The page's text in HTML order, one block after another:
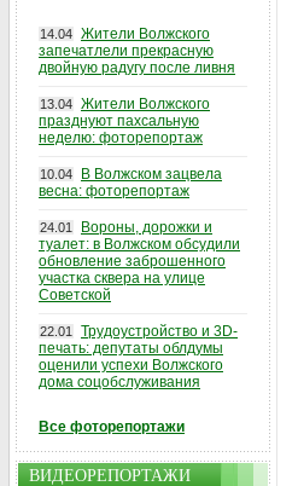
14.04 Жители Волжского
запечатлели прекрасную
двойную радугу после ливня
13.04 Жители Волжского
празднуют пахсальную
неделю: фоторепортаж
10.04
В Волжском зацвела
весна: фоторепортаж
24.01
Вороны, дорожки и
туалет: в Волжском обсудили
обновление заброшенного
участка сквера на улице
Советской
22.01
Трудоустройство и 3D-
печать: депутаты облдумы
оценили успехи Волжского
дома соцобслуживания
Все фоторепортажи
ВИДЕОРЕПОРТАЖИ